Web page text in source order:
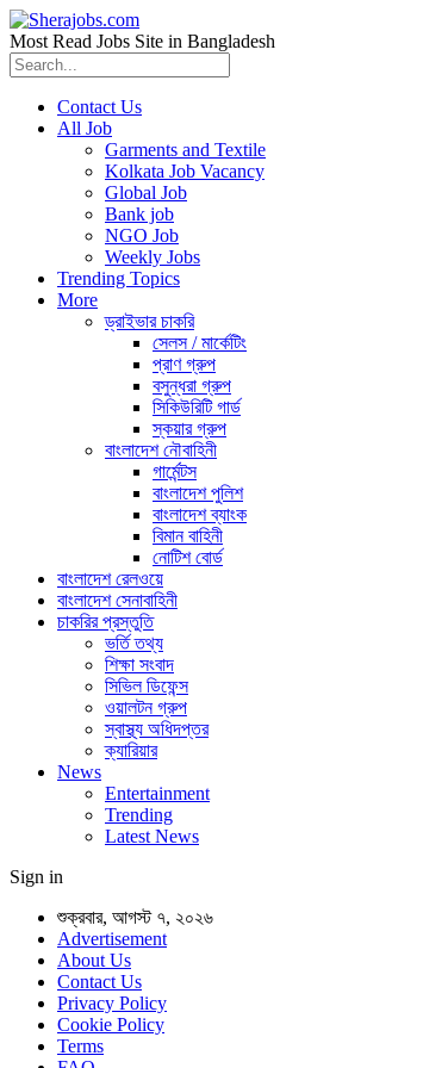
Most Read Jobs Site in Bangladesh
Contact Us
All Job
Garments and Textile
Kolkata Job Vacancy
Global Job
Bank job
NGO Job
Weekly Jobs
Trending Topics
More
ড্রাইভার চাকরি
সেলস / মার্কেটিং
প্রাণ গ্রুপ
বসুন্ধরা গ্রুপ
সিকিউরিটি গার্ড
স্কয়ার গ্রুপ
বাংলাদেশ নৌবাহিনী
গার্মেন্টস
বাংলাদেশ পুলিশ
বাংলাদেশ ব্যাংক
বিমান বাহিনী
নোটিশ বোর্ড
বাংলাদেশ রেলওয়ে
বাংলাদেশ সেনাবাহিনী
চাকরির প্রস্তুতি
ভর্তি তথ্য
শিক্ষা সংবাদ
সিভিল ডিফেন্স
ওয়ালটন গ্রুপ
স্বাস্থ্য অধিদপ্তর
ক্যারিয়ার
News
Entertainment
Trending
Latest News
Sign in
শুক্রবার, আগস্ট ৭, ২০২৬
Advertisement
About Us
Contact Us
Privacy Policy
Cookie Policy
Terms